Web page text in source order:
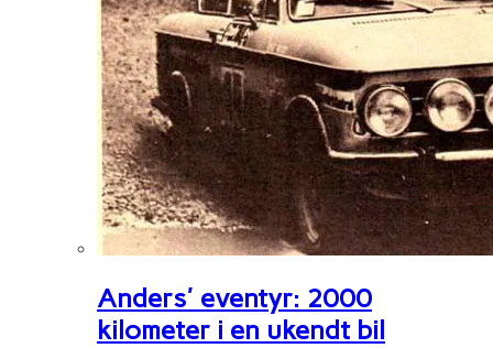
Anders' eventyr: 2000
kilometer i en ukendt bil